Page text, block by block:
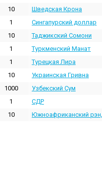
10 Шведская Крона
1 Сингапурский доллар
10 Таджикский Сомони
1 Туркменский Манат
1 Турецкая Лира
10 Украинская Гривна
1000 Узбекский Сум
1 СДР
10 Южноафриканский